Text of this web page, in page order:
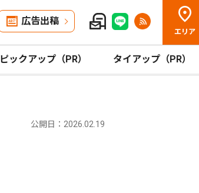
広告出稿
エリア
ピックアップ（PR） タイアップ（PR）
公開日：2026.02.19